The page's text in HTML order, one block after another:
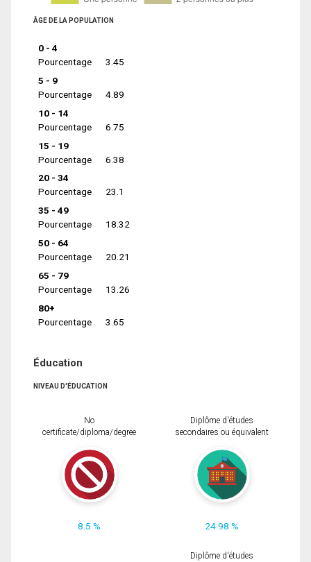
ÂGE DE LA POPULATION
0 - 4
Pourcentage
3.45
5 - 9
Pourcentage
4.89
10 - 14
Pourcentage
6.75
15 - 19
Pourcentage
6.38
20 - 34
Pourcentage
23.1
35 - 49
Pourcentage
18.32
50 - 64
Pourcentage
20.21
65 - 79
Pourcentage
13.26
80+
Pourcentage
3.65
Éducation
NIVEAU D'ÉDUCATION
No
certificate/diploma/degree
8.5 %
Diplôme d'études
secondaires ou équivalent
24.98 %
Diplôme d'études